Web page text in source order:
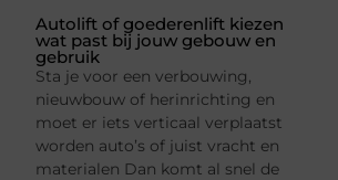
Autolift of goederenlift kiezen
wat past bij jouw gebouw en
gebruik
Sta je voor een verbouwing,
nieuwbouw of herinrichting en
moet er iets verticaal verplaatst
worden auto’s of juist vracht en
materialen Dan komt al snel de